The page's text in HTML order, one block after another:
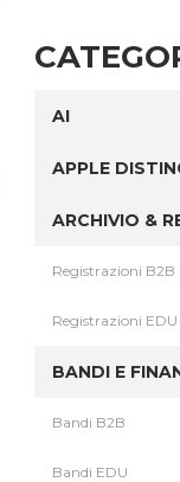
AI
APPLE
ARCHIVIO &
Registrazioni B2B
Registrazioni EDU
BANDI E
Bandi B2B
Bandi EDU